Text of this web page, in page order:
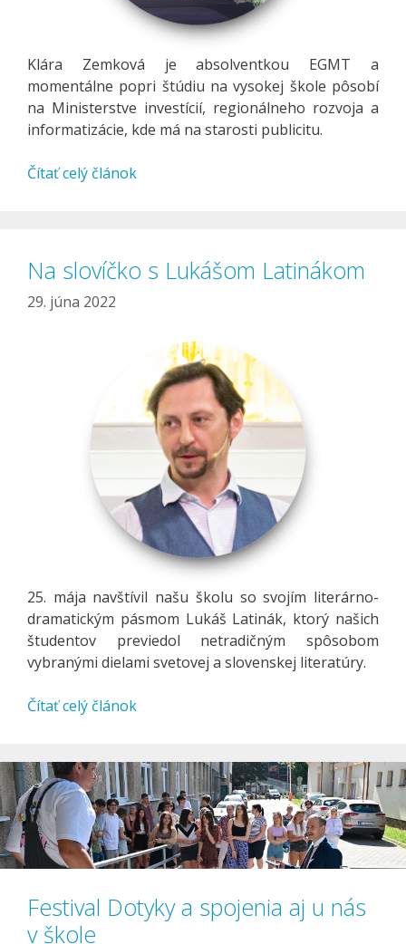
Klára Zemková je absolventkou EGMT a
momentálne popri štúdiu na vysokej škole pôsobí
na Ministerstve investícií, regionálneho rozvoja a
informatizácie, kde má na starosti publicitu.
Čítať celý článok
Na slovíčko s Lukášom Latinákom
29. júna 2022
25. mája navštívil našu školu so svojím literárno-
dramatickým pásmom Lukáš Latinák, ktorý našich
študentov previedol netradičným spôsobom
vybranými dielami svetovej a slovenskej literatúry.
Čítať celý článok
Festival Dotyky a spojenia aj u nás
v škole